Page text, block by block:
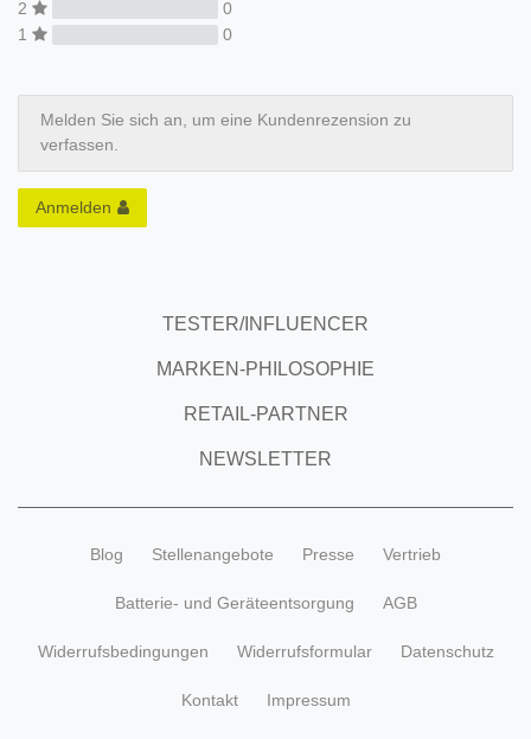
2
0
1
0
Melden Sie sich an, um eine Kundenrezension zu
verfassen.
Anmelden
TESTER/INFLUENCER
MARKEN-PHILOSOPHIE
RETAIL-PARTNER
NEWSLETTER
Blog Stellenangebote Presse Vertrieb
Batterie- und Geräteentsorgung AGB
Widerrufsbedingungen Widerrufsformular Datenschutz
Kontakt Impressum